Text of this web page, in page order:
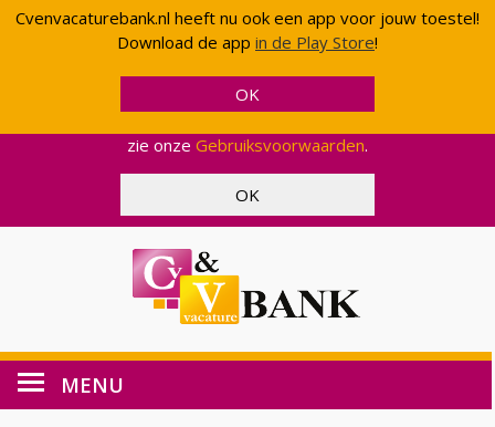
Cvenvacaturebank.nl heeft nu ook een app voor jouw toestel!
Download de app in de Play Store!
Cvenvacaturebank.nl gebruikt cookies en scripts van
Google om uw gebruik van onze website geanonimiseerd
te analyseren. Op deze manier kunnen wij functionaliteit
en effectiviteit aanpassen, zodat wij u een zo optimaal
zie onze Gebruiksvoorwaarden.
MENU